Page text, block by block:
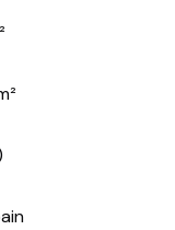
s'offrent à
2025
entre 2030€
finale : 151kWh/